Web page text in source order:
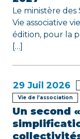
t
i
c
l
e
Le ministère des
Vie associative
édition, pour la
[…]
29 Juil 2026
Vie de l’association
Un second